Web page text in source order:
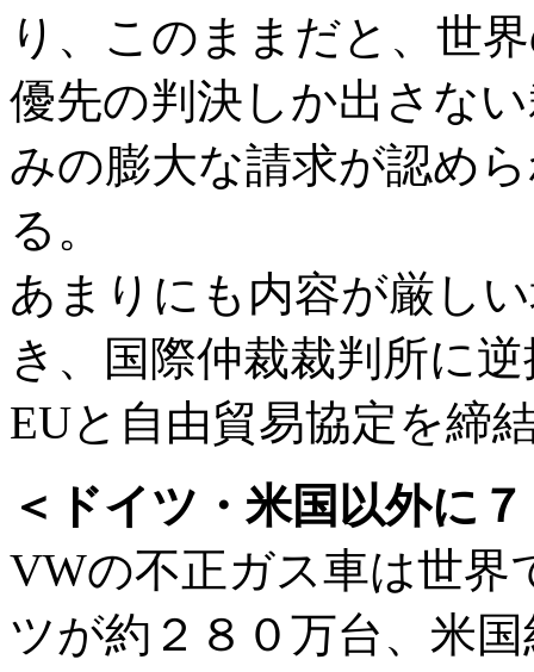
り、このままだと、世
優先の判決しか出さな
みの膨大な請求が認め
る。
あまりにも内容が厳し
き、国際仲裁裁判所に
EUと自由貿易協定を締
＜ドイツ・米国以外に
VWの不正ガス車は世界
ツが約２８０万台、米